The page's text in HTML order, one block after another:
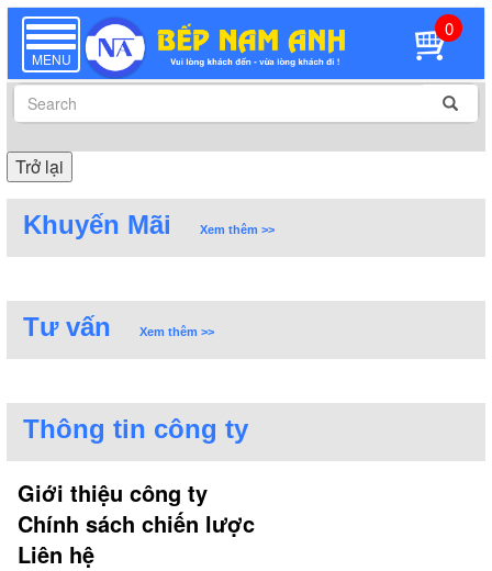
TOGGLE
NAVIGATION
MENU
0
Trở lại
Khuyến Mãi Xem thêm >>
Tư vấn Xem thêm >>
Thông tin công ty
Giới thiệu công ty
Chính sách chiến lược
Liên hệ